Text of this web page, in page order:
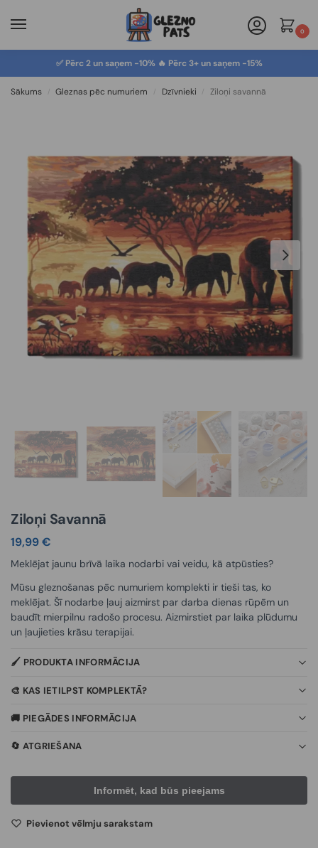
0
✅ Pērc 2 un saņem -10% 🔥 Pērc 3+ un saņem -15%
Sākums / Gleznas pēc numuriem / Dzīvnieki / Ziloņi savannā
Ziloņi Savannā
19,99€
Meklējat jaunu brīvā laika nodarbi vai veidu, kā atpūsties?
Mūsu gleznošanas pēc numuriem komplekti ir tieši tas, ko
meklējat. Šī nodarbe ļauj aizmirst par darba dienas rūpēm un
baudīt mierpilnu radošo procesu. Aizmirstiet par laika plūdumu
un ļaujieties krāsu terapijai.
🖌️ PRODUKTA INFORMĀCIJA
🎨 KAS IETILPST KOMPLEKTĀ?
🚚 PIEGĀDES INFORMĀCIJA
🔄 ATGRIEŠANA
Pievienot vēlmju sarakstam